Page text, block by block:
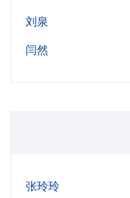
刘泉
闫然
张玲玲